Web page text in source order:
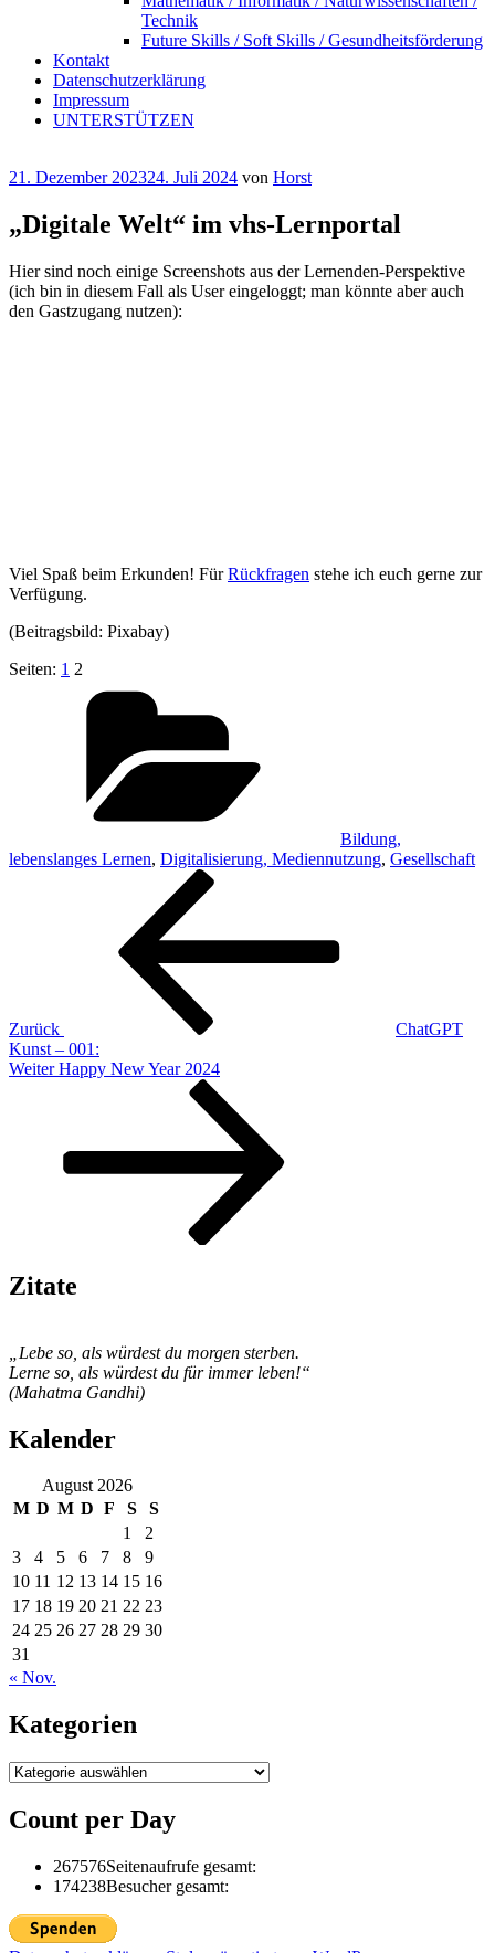
Technik
Future Skills / Soft Skills / Gesundheitsförderung
Kontakt
Datenschutzerklärung
Impressum
UNTERSTÜTZEN
Veröffentlicht
21. Dezember 202324. Juli 2024 von Horst
„Digitale Welt“ im vhs-Lernportal
Hier sind noch einige Screenshots aus der Lernenden-Perspektive
(ich bin in diesem Fall als User eingeloggt; man könnte aber auch
den Gastzugang nutzen):
Viel Spaß beim Erkunden! FürRückfragen stehe ich euch gerne zur
Verfügung.
(Beitragsbild: Pixabay)
Seiten: 1 2
Bildung,
lebenslanges Lernen, Digitalisierung, Mediennutzung, Gesellschaft
Beitragsnavigation
Zurück
ChatGPT
Kunst – 001:
Nächster
Weiter Happy New Year 2024
Zitate
„Lebe so, als würdest du morgen sterben.
Lerne so, als würdest du für immer leben!“
(Mahatma Gandhi)
Kalender
August 2026
M D M D F S
S
1
2
3
4 5 6 7 8
9
10 11 12 13 14 15 16
17 18 19 20 21 22 23
24 25 26 27 28 29 30
31
« Nov.
Kategorien
Kategorien
Count per Day
267576Seitenaufrufe gesamt:
174238Besucher gesamt: